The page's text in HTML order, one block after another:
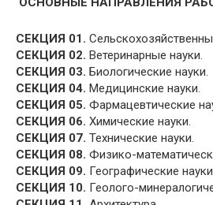
СЕКЦИЯ 01.
СЕКЦИЯ 02. Ветеринарные науки.
СЕКЦИЯ 03. Биологические науки.
СЕКЦИЯ 04. Медицинские науки.
СЕКЦИЯ 05. Фармацевтические
СЕКЦИЯ 06. Химические науки.
СЕКЦИЯ 07. Технические науки.
СЕКЦИЯ 08. Физико-
СЕКЦИЯ 09. Географические
СЕКЦИЯ 10. Геолого-